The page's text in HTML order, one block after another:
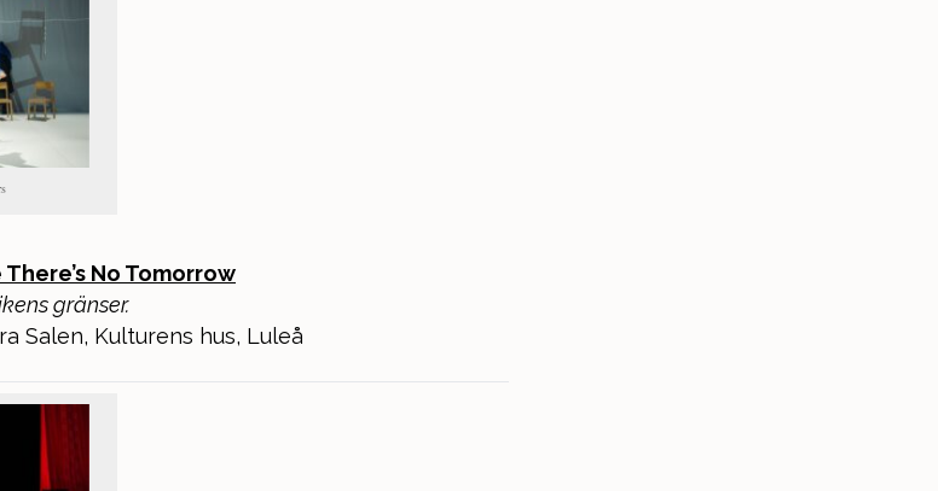
There’s No Tomorrow
gränser.
Salen, Kulturens hus, Luleå